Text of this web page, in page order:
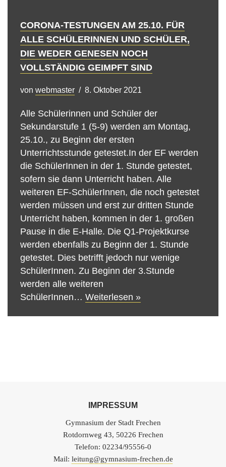
CORONA-TESTUNGEN AM 25.10. FÜR
ALLE SCHÜLERINNEN UND SCHÜLER,
DIE WEDER GENESEN NOCH
VOLLSTÄNDIG GEIMPFT SIND
von webmaster 8. Oktober 2021
Alle Schülerinnen und Schüler der
Sekundarstufe 1 (5-9) werden am Montag,
25.10., zu Beginn der ersten
Unterrichtsstunde getestet.In der EF werden
die SchülerInnen in der 1. Stunde getestet,
sofern sie dann Unterricht haben. Alle
weiteren EF-SchülerInnen, die noch getestet
werden müssen und erst zur dritten Stunde
Unterricht haben, kommen in der 1. großen
Pause in die E-Halle. Die Q1-Projektkurse
werden ebenfalls zu Beginn der 1. Stunde
getestet. Dies betrifft jedoch nur wenige
SchülerInnen. Zu Beginn der 3.Stunde
werden alle weiteren
SchülerInnen… Weiterlesen »
IMPRESSUM
Gymnasium der Stadt Frechen
Rotdornweg 43, 50226 Frechen
Telefon: 02234/95556-0
Mail: leitung@gymnasium-frechen.de